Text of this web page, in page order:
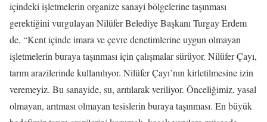
içindeki işletmelerin organize sanayi bölgelerine taşınması
gerektiğini vurgulayan Nilüfer Belediye Başkanı Turgay Erdem
de, “Kent içinde imara ve çevre denetimlerine uygun olmayan
işletmelerin buraya taşınması için çalışmalar sürüyor. Nilüfer Çayı,
tarım arazilerinde kullanılıyor. Nilüfer Çayı’nın kirletilmesine izin
veremeyiz. Bu sanayide, su, arıtılarak veriliyor. Önceliğimiz, yasal
olmayan, arıtması olmayan tesislerin buraya taşınması. En büyük